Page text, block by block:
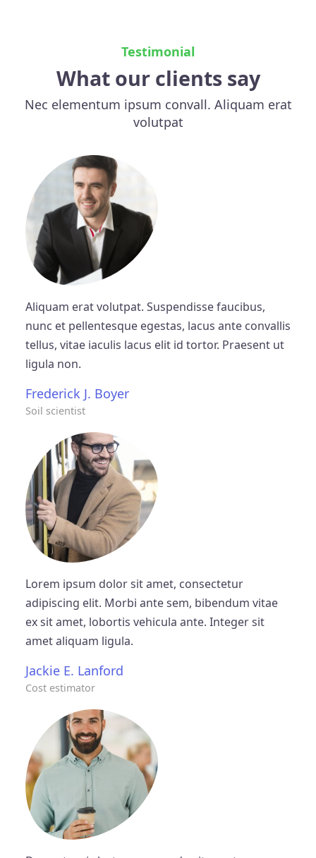
Testimonial
What our clients say
Nec elementum ipsum convall. Aliquam erat
volutpat
Aliquam erat volutpat. Suspendisse faucibus,
nunc et pellentesque egestas, lacus ante convallis
tellus, vitae iaculis lacus elit id tortor. Praesent ut
ligula non.
Frederick J. Boyer
Soil scientist
Lorem ipsum dolor sit amet, consectetur
adipiscing elit. Morbi ante sem, bibendum vitae
ex sit amet, lobortis vehicula ante. Integer sit
amet aliquam ligula.
Jackie E. Lanford
Cost estimator